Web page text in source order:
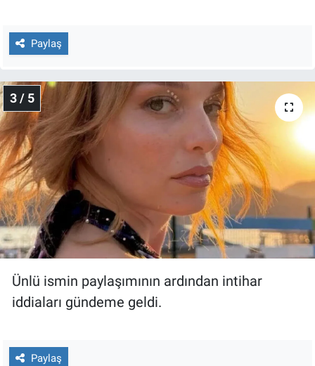
Paylaş
3 / 5
Ünlü ismin paylaşımının ardından intihar
iddiaları gündeme geldi.
Paylaş